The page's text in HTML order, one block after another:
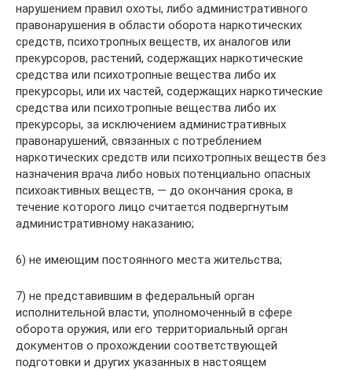
нарушением правил охоты, либо административного
правонарушения в области оборота наркотических
средств, психотропных веществ, их аналогов или
прекурсоров, растений, содержащих наркотические
средства или психотропные вещества либо их
прекурсоры, или их частей, содержащих наркотические
средства или психотропные вещества либо их
прекурсоры, за исключением административных
правонарушений, связанных с потреблением
наркотических средств или психотропных веществ без
назначения врача либо новых потенциально опасных
психоактивных веществ, — до окончания срока, в
течение которого лицо считается подвергнутым
административному наказанию;
6) не имеющим постоянного места жительства;
7) не представившим в федеральный орган
исполнительной власти, уполномоченный в сфере
оборота оружия, или его территориальный орган
документов о прохождении соответствующей
подготовки и других указанных в настоящем